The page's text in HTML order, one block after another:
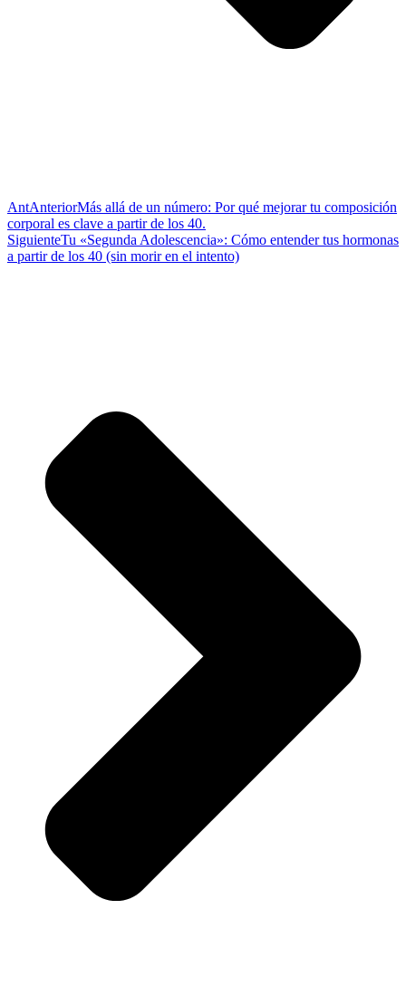
AntAnteriorMás allá de un número: Por qué mejorar tu composición
corporal es clave a partir de los 40.
SiguienteTu «Segunda Adolescencia»: Cómo entender tus hormonas
a partir de los 40 (sin morir en el intento)